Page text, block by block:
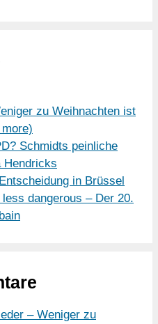
zu Weihnachten ist
Schmidts peinliche
Hendricks
in Brüssel
dangerous – Der 20.
– Weniger zu